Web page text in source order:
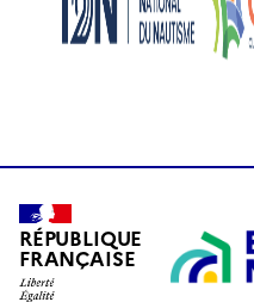
RÉPUBLIQUE
FRANÇAISE